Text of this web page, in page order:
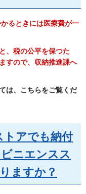
るときには医療費が一
、税の公平を保つた
すので、収納推進課へ
は、こちらをご覧くだ
トアでも納付
ニエンスス
ますか？